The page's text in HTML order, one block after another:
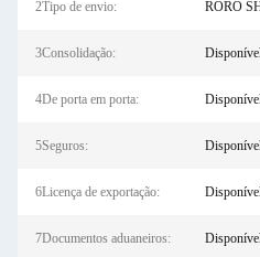
2Tipo de envio: RORO
3Consolidação:
4De porta em porta:
5Seguros:
6Licença de exportação:
7Documentos aduaneiros: